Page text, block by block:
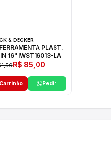
& DECKER
PLAST.
IRWIN 16" IWST16013-LA
R$ 85,00
Carrinho Pedir